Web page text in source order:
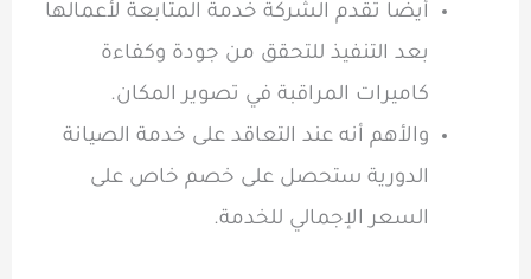
أيضًا تقدم الشركة خدمة المتابعة لأعمالها
بعد التنفيذ للتحقق من جودة وكفاءة
كاميرات المراقبة في تصوير المكان.
والأهم أنه عند التعاقد على خدمة الصيانة
الدورية ستحصل على خصم خاص على
السعر الإجمالي للخدمة.